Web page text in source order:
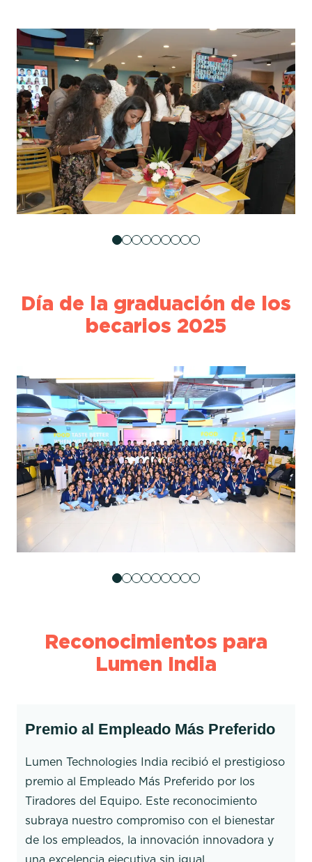
Día de la graduación de los
becarios 2025
Reconocimientos para
Lumen India
Premio al Empleado Más Preferido
Lumen Technologies India recibió el prestigioso
premio al Empleado Más Preferido por los
Tiradores del Equipo. Este reconocimiento
subraya nuestro compromiso con el bienestar
de los empleados, la innovación innovadora y